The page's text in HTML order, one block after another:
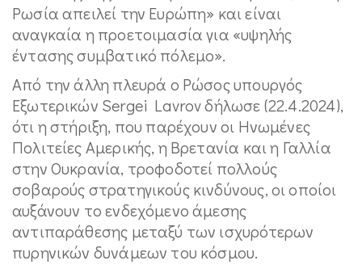
Ρωσία απειλεί την Ευρώπη» και είναι
αναγκαία η προετοιμασία για «υψηλής
έντασης συμβατικό πόλεμο».
Από την άλλη πλευρά ο Ρώσος υπουργός
Εξωτερικών Sergei Lavrov δήλωσε (22.4.2024),
ότι η στήριξη, που παρέχουν οι Ηνωμένες
Πολιτείες Αμερικής, η Βρετανία και η Γαλλία
στην Ουκρανία, τροφοδοτεί πολλούς
σοβαρούς στρατηγικούς κινδύνους, οι οποίοι
αυξάνουν το ενδεχόμενο άμεσης
αντιπαράθεσης μεταξύ των ισχυρότερων
πυρηνικών δυνάμεων του κόσμου.